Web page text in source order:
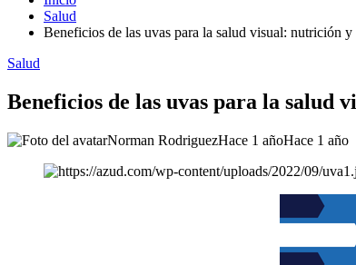
Salud
Beneficios de las uvas para la salud visual: nutrición y
Salud
Beneficios de las uvas para la salud
Norman RodriguezHace 1 añoHace 1 año